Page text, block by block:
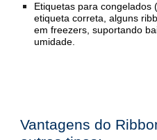
Etiquetas para congelados
etiqueta correta, alguns
em freezers, suportando
umidade.
Vantagens do